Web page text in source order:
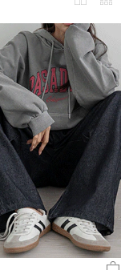
자체제작 여름